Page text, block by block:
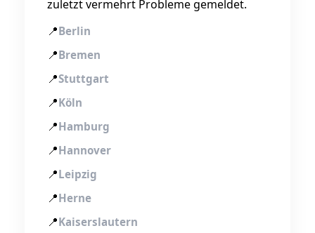
zuletzt vermehrt Probleme gemeldet.
📍Berlin
📍Bremen
📍Stuttgart
📍Köln
📍Hamburg
📍Hannover
📍Leipzig
📍Herne
📍Kaiserslautern